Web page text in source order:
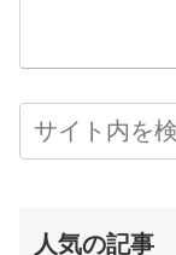
人気の記事